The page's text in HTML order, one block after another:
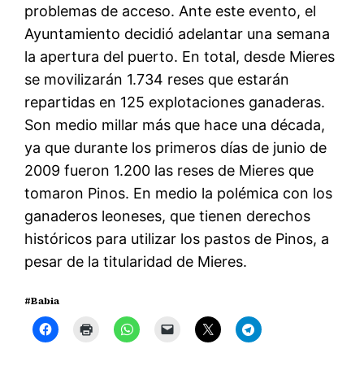
problemas de acceso. Ante este evento, el
Ayuntamiento decidió adelantar una semana
la apertura del puerto. En total, desde Mieres
se movilizarán 1.734 reses que estarán
repartidas en 125 explotaciones ganaderas.
Son medio millar más que hace una década,
ya que durante los primeros días de junio de
2009 fueron 1.200 las reses de Mieres que
tomaron Pinos. En medio la polémica con los
ganaderos leoneses, que tienen derechos
históricos para utilizar los pastos de Pinos, a
pesar de la titularidad de Mieres.
#Babia